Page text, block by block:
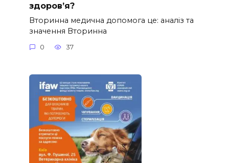
здоров’я?
Вторинна медична допомога це: аналіз та
значення Вторинна
0 37